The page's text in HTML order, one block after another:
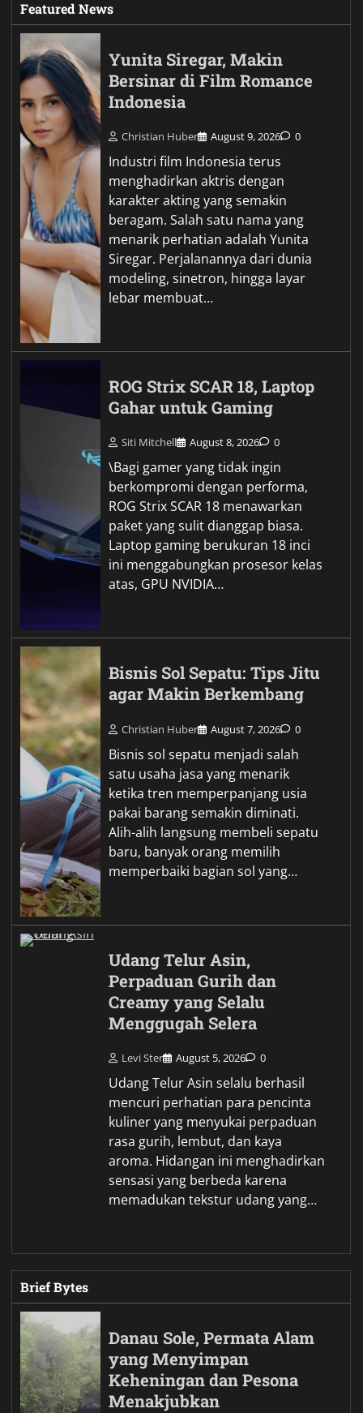
Featured News
Yunita Siregar, Makin
Bersinar di Film Romance
Indonesia
Christian Huber August 9, 2026 0
Industri film Indonesia terus
menghadirkan aktris dengan
karakter akting yang semakin
beragam. Salah satu nama yang
menarik perhatian adalah Yunita
Siregar. Perjalanannya dari dunia
modeling, sinetron, hingga layar
lebar membuat…
ROG Strix SCAR 18, Laptop
Gahar untuk Gaming
Siti Mitchell August 8, 2026 0
\Bagi gamer yang tidak ingin
berkompromi dengan performa,
ROG Strix SCAR 18 menawarkan
paket yang sulit dianggap biasa.
Laptop gaming berukuran 18 inci
ini menggabungkan prosesor kelas
atas, GPU NVIDIA…
Bisnis Sol Sepatu: Tips Jitu
agar Makin Berkembang
Christian Huber August 7, 2026 0
Bisnis sol sepatu menjadi salah
satu usaha jasa yang menarik
ketika tren memperpanjang usia
pakai barang semakin diminati.
Alih-alih langsung membeli sepatu
baru, banyak orang memilih
memperbaiki bagian sol yang…
Udang Telur Asin,
Perpaduan Gurih dan
Creamy yang Selalu
Menggugah Selera
Levi Ster August 5, 2026 0
Udang Telur Asin selalu berhasil
mencuri perhatian para pencinta
kuliner yang menyukai perpaduan
rasa gurih, lembut, dan kaya
aroma. Hidangan ini menghadirkan
sensasi yang berbeda karena
memadukan tekstur udang yang…
Brief Bytes
Danau Sole, Permata Alam
yang Menyimpan
Keheningan dan Pesona
Menakjubkan